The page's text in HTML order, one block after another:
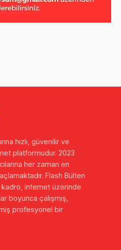
hızlı, güvenilir ve
platformudur. 2023
her zaman en
Flash Bülten
internet üzerinde
boyunca çalışmış,
profesyonel bir